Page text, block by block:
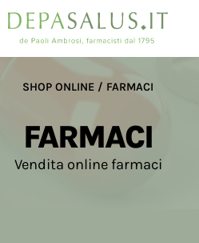
SHOP ONLINE / FARMACI
FARMACI
Vendita online farmaci